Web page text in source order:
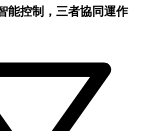
能控制，三者協同運作